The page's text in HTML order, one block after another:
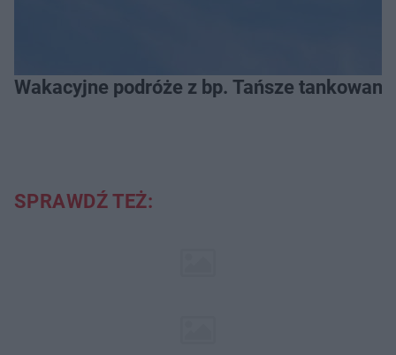
Wakacyjne podróże z bp. Tańsze
SPRAWDŹ TEŻ: